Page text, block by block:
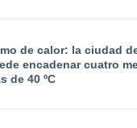
de calor: la ciudad
encadenar cuatro
de 40 ºC